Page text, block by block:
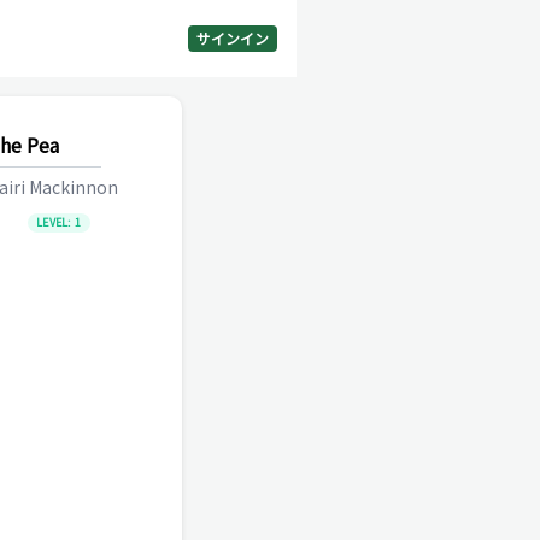
サインイン
Pea
Mackinnon
LEVEL: 1